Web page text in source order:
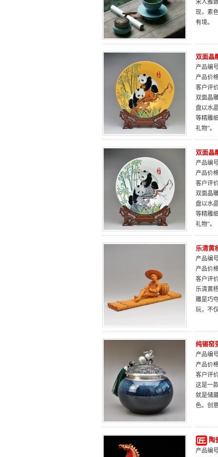
宋人雅
现，素
有境。
双面晶
产品编
产品价
客户评
双面晶
盘以水
等精雕
礼物”。
双面晶
产品编
产品价
客户评
双面晶
盘以水
等精雕
礼物”。
乐清黄
产品编
产品价
客户评
乐清黄
雕是巧
玩，不
纯锡窑
产品编
产品价
客户评
这是一
就是储
色。创
陶
产品编